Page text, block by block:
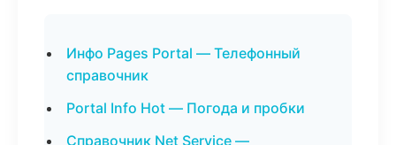
Инфо Pages Portal — Телефонный
справочник
Portal Info Hot — Погода и пробки
Справочник Net Service —